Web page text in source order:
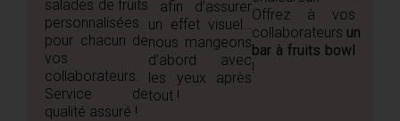
salades de fruits
personnalisées
pour chacun de
vos
collaborateurs.
Service de
qualité assuré !
afin d’assurer
un effet visuel…
nous mangeons
d’abord avec
les yeux après
tout !
Offrez à vos
collaborateurs un
bar à fruits bowl
!